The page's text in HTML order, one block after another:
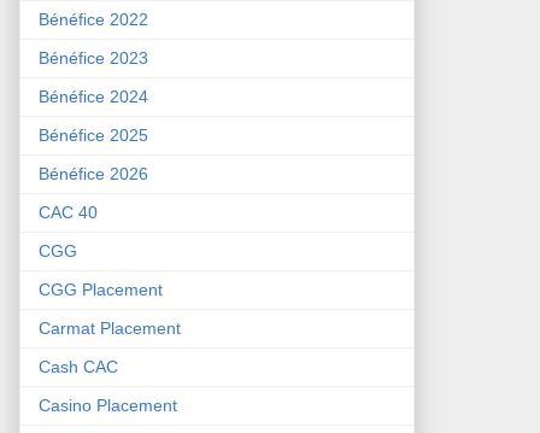
Bénéfice 2022
Bénéfice 2023
Bénéfice 2024
Bénéfice 2025
Bénéfice 2026
CAC 40
CGG
CGG Placement
Carmat Placement
Cash CAC
Casino Placement